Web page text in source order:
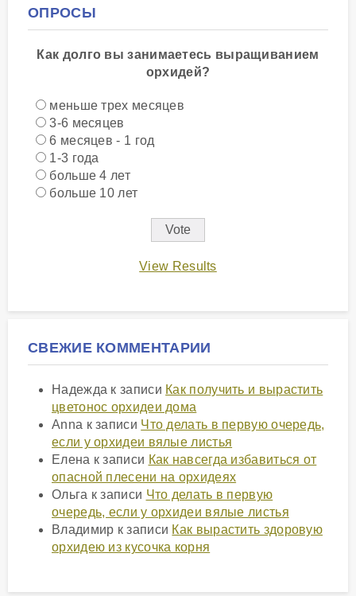
ОПРОСЫ
Как долго вы занимаетесь выращиванием
орхидей?
меньше трех месяцев
3-6 месяцев
6 месяцев - 1 год
1-3 года
больше 4 лет
больше 10 лет
View Results
СВЕЖИЕ КОММЕНТАРИИ
Надежда к записи Как получить и вырастить
цветонос орхидеи дома
Anna к записи Что делать в первую очередь,
если у орхидеи вялые листья
Елена к записи Как навсегда избавиться от
опасной плесени на орхидеях
Ольга к записи Что делать в первую
очередь, если у орхидеи вялые листья
Владимир к записи Как вырастить здоровую
орхидею из кусочка корня